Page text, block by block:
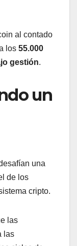
al contado
los 55.000
gestión.
un
una
de los
cripto.
las
las